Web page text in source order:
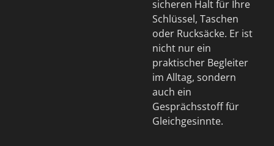
sicheren Halt für Ihre
Schlüssel, Taschen
oder Rucksäcke. Er ist
nicht nur ein
praktischer Begleiter
im Alltag, sondern
auch ein
Gesprächsstoff für
Gleichgesinnte.